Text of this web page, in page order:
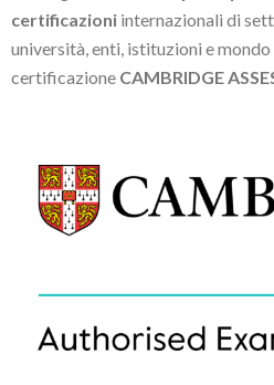
certificazioni internazionali di
università, enti, istituzioni e mondo
certificazione CAMBRIDGE